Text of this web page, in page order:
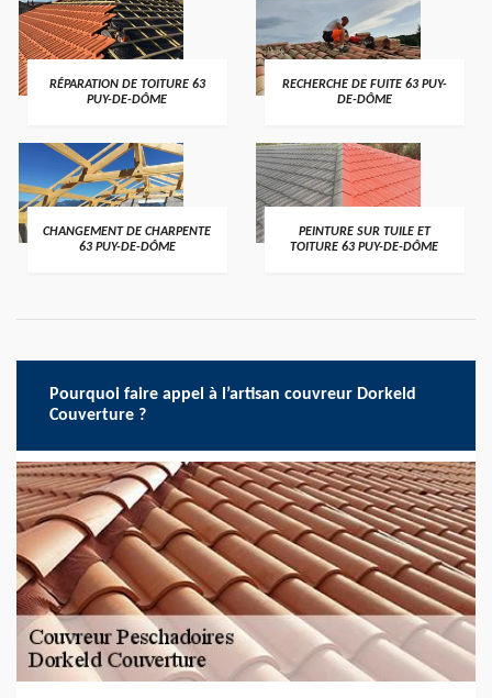
RÉPARATION DE TOITURE 63
PUY-DE-DÔME
RECHERCHE DE FUITE 63 PUY-
DE-DÔME
CHANGEMENT DE CHARPENTE
63 PUY-DE-DÔME
PEINTURE SUR TUILE ET
TOITURE 63 PUY-DE-DÔME
Pourquoi faire appel à l’artisan couvreur Dorkeld
Couverture ?